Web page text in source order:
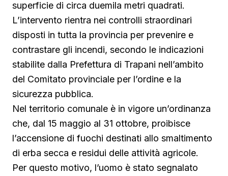
superficie di circa duemila metri quadrati.
L’intervento rientra nei controlli straordinari
disposti in tutta la provincia per prevenire e
contrastare gli incendi, secondo le indicazioni
stabilite dalla Prefettura di Trapani nell’ambito
del Comitato provinciale per l’ordine e la
sicurezza pubblica.
Nel territorio comunale è in vigore un’ordinanza
che, dal 15 maggio al 31 ottobre, proibisce
l’accensione di fuochi destinati allo smaltimento
di erba secca e residui delle attività agricole.
Per questo motivo, l’uomo è stato segnalato